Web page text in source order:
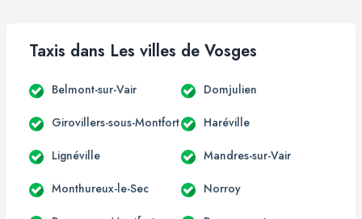
Taxis dans Les villes de Vosges
Belmont-sur-Vair Domjulien
Girovillers-sous-Montfort Haréville
Lignéville Mandres-sur-Vair
Monthureux-le-Sec Norroy